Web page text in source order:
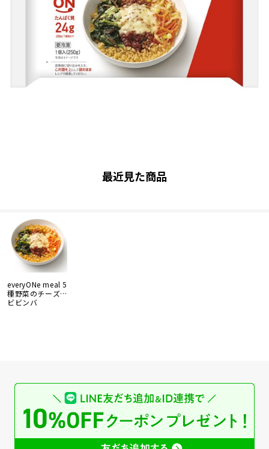
最近見た商品
everyONe meal 5
種野菜のチーズ
ビビンバ